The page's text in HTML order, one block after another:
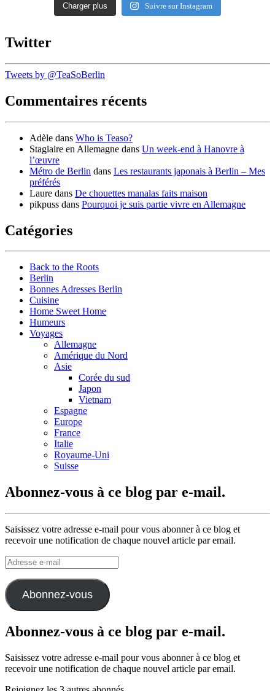
Charger plus Suivre sur Instagram
Twitter
Tweets by @TeaSoBerlin
Commentaires récents
Adèle dans Who is Teaso?
Stagiaire en Allemagne dans Un week-end à Hanovre à
l’œuvre
Métro de Berlin dans Les restaurants japonais à Berlin – Mes
préférés
Laure dans De chouettes manalas faits maison
pikpuss dans Pourquoi je suis partie vivre en Allemagne
Catégories
Back to the Roots
Berlin
Bonnes Adresses Berlin
Cuisine
Home Sweet Home
Humeurs
Voyages
Allemagne
Amérique du Nord
Asie
Corée du sud
Japon
Vietnam
Espagne
Europe
France
Italie
Royaume-Uni
Suisse
Abonnez-vous à ce blog par e-mail.
Saisissez votre adresse e-mail pour vous abonner à ce blog et
recevoir une notification de chaque nouvel article par email.
Adresse
e-
mail
Abonnez-vous
Abonnez-vous à ce blog par e-mail.
Saisissez votre adresse e-mail pour vous abonner à ce blog et
recevoir une notification de chaque nouvel article par email.